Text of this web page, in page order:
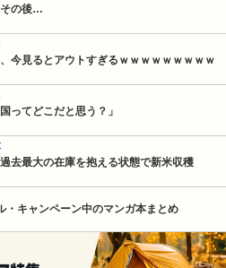
その後…
今見るとアウトすぎるｗｗｗｗｗｗｗｗｗ
ってどこだと思う？」
去最大の在庫を抱える状態で新米収穫
キャンペーン中のマンガ本まとめ